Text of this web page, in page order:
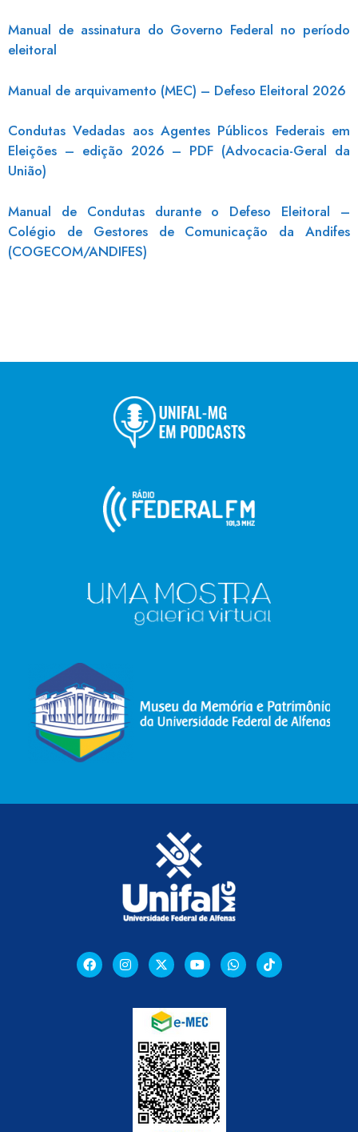
Manual de assinatura do Governo Federal no período
eleitoral
Manual de arquivamento (MEC) – Defeso Eleitoral 2026
Condutas Vedadas aos Agentes Públicos Federais em
Eleições – edição 2026 – PDF (Advocacia-Geral da
União)
Manual de Condutas durante o Defeso Eleitoral –
Colégio de Gestores de Comunicação da Andifes
(COGECOM/ANDIFES)